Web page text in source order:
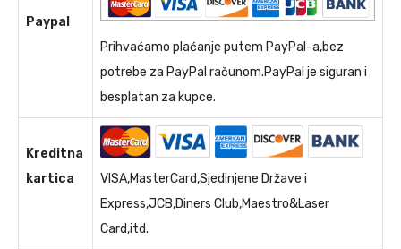
Paypal
Prihvaćamo plaćanje putem PayPal-a,bez
potrebe za PayPal računom.PayPal je siguran i
besplatan za kupce.
Kreditna
kartica
VISA,MasterCard,Sjedinjene Države i
Express,JCB,Diners Club,Maestro&Laser
Card,itd.